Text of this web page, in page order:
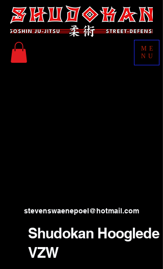
ME
NU
stevenswaenepoel@hotmail.com
Shudokan Hooglede
VZW